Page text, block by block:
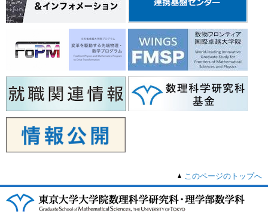
このページのトップへ